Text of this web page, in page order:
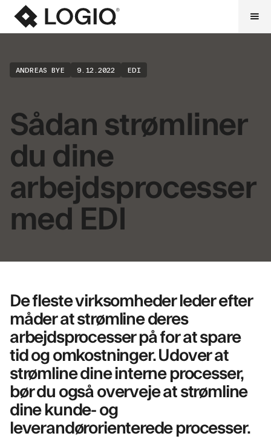
ANDREAS BYE 9.12.2022 EDI
Sådan strømliner
du dine
arbejdsprocesser
med EDI
De fleste virksomheder leder efter
måder at strømline deres
arbejdsprocesser på for at spare
tid og omkostninger. Udover at
strømline dine interne processer,
bør du også overveje at strømline
dine kunde- og
leverandørorienterede processer.